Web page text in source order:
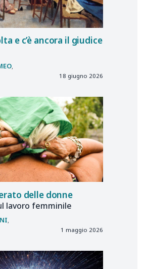
e c’è ancora il giudice
18 giugno 2026
delle donne
lavoro femminile
1 maggio 2026